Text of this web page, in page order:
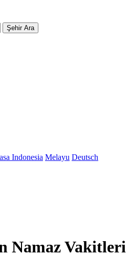
Şehir Ara
Indonesia Melayu Deutsch
Namaz Vakitleri